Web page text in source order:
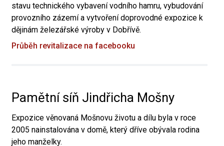
stavu technického vybavení vodního hamru, vybudování
provozního zázemí a vytvoření doprovodné expozice k
dějinám železářské výroby v Dobřívě.
Průběh revitalizace na facebooku
Pamětní síň Jindřicha Mošny
Expozice věnovaná Mošnovu životu a dílu byla v roce
2005 nainstalována v domě, který dříve obývala rodina
jeho manželky.